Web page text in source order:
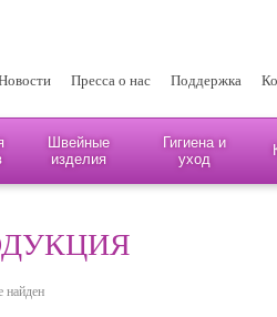
Пресса о нас Поддержка
Швейные
изделия
Гигиена и
уход
найден